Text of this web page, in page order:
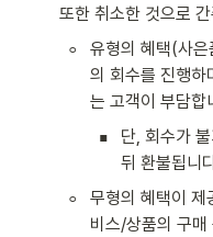
또한 취소한 것으로
◦
유형의 혜택(사
의 회수를 진행하
는 고객이 부담합
▪
단, 회수가
뒤 환불됩니
◦
무형의 혜택이 제
비스/상품의 구